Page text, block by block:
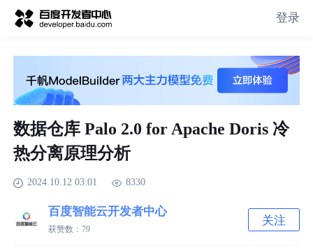
登录
数据仓库 Palo 2.0 for Apache Doris 冷
热分离原理分析
2024.10.12 03:01 8330
百度智能云开发者中心
获赞数：79
关注